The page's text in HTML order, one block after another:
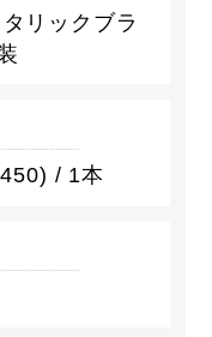
リックブラ
/ 1本